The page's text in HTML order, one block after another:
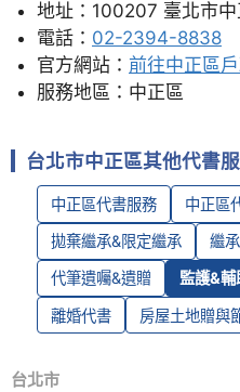
地址：100207 臺北市
電話： 02-2394-8838
官方網站： 前往中正區
服務地區：中正區
台北市中正區其他代書
中正區代書服務 中正區
拋棄繼承&限定繼承 繼
代筆遺囑&遺贈 監護&輔
離婚代書 房屋土地贈與
台北市